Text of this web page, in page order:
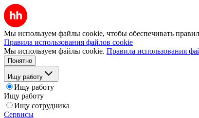
Мы используем файлы cookie, чтобы обеспечивать
Правила использования файлов cookie
Мы используем файлы cookie. Правила использования
Понятно
Ищу работу
Ищу работу
Ищу работу
Ищу сотрудника
Сервисы